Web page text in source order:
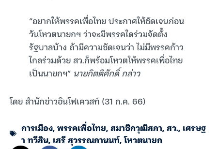
“อยากให้พรรคเพื่อไทย ประกาศให้ชัดเจนก่อน
วันโหวตนายกฯ ว่าจะมีพรรคใดร่วมจัดตั้ง
รัฐบาลบ้าง ถ้ามีความชัดเจนว่า ไม่มีพรรคก้าว
ไกลร่วมด้วย สว.ก็พร้อมโหวตให้พรรคเพื่อไทย
เป็นนายกฯ” นายกิตติศักดิ์ กล่าว
โดย สำนักข่าวอินโฟเควสท์ (31 ก.ค. 66)
การเมือง,พรรคเพื่อไทย,สมาชิกวุฒิสภา,สว., เศรษฐ
า ทวีสิน, เสรี สุวรรณภานนท์,โหวตนายก